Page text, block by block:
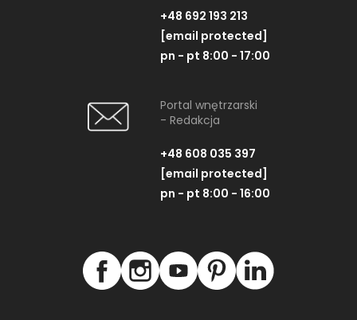
+48 692 193 213
[email protected]
pn - pt 8:00 - 17:00
Portal wnętrzarski
- Redakcja
+48 608 035 397
[email protected]
pn - pt 8:00 - 16:00